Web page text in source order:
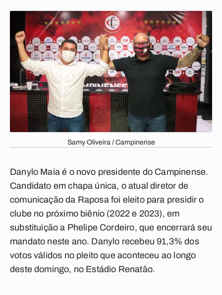
Samy Oliveira / Campinense
Danylo Maia é o novo presidente do Campinense.
Candidato em chapa única, o atual diretor de
comunicação da Raposa foi eleito para presidir o
clube no próximo biênio (2022 e 2023), em
substituição a Phelipe Cordeiro, que encerrará seu
mandato neste ano. Danylo recebeu 91,3% dos
votos válidos no pleito que aconteceu ao longo
deste domingo, no Estádio Renatão.